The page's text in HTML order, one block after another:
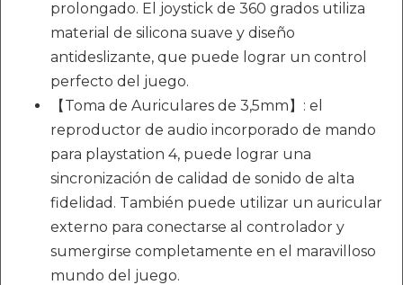
prolongado. El joystick de 360 grados utiliza
material de silicona suave y diseño
antideslizante, que puede lograr un control
perfecto del juego.
【Toma de Auriculares de 3,5mm】: el
reproductor de audio incorporado de mando
para playstation 4, puede lograr una
sincronización de calidad de sonido de alta
fidelidad. También puede utilizar un auricular
externo para conectarse al controlador y
sumergirse completamente en el maravilloso
mundo del juego.